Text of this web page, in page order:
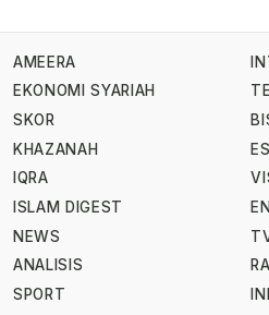
AMEERA
EKONOMI SYARIAH
SKOR
KHAZANAH
IQRA
ISLAM DIGEST
NEWS
ANALISIS
SPORT